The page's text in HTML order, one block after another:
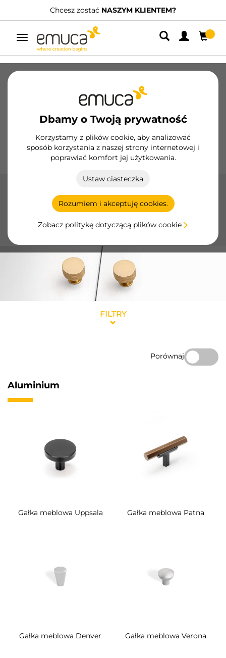
Posiadamy wyspecjalizowanych
Przełącz
nawigację
Dbamy o Twoją prywatność
Korzystamy z plików cookie, aby analizować
sposób korzystania z naszej strony internetowej i
poprawiać komfort jej użytkowania.
Ustaw ciasteczka
Rozumiem i akceptuję cookies.
Zobacz politykę dotyczącą plików cookie
Zawiasy
Systemy przesuwne Kuchnia
Ekspozytory
Wzbogać swoje meble gałkami Emuca, zaprojektowanymi
tak, aby łączyć estetykę i funkcjonalność z odpornymi
materiałami i eleganckimi wykończeniami.
FILTRY
Porównaj
Aluminium
Gałka meblowa Uppsala Gałka meblowa Patna
Gałka meblowa Denver Gałka meblowa Verona